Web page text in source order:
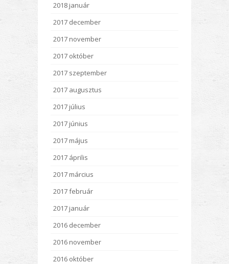
2018 január
2017 december
2017 november
2017 október
2017 szeptember
2017 augusztus
2017 július
2017 június
2017 május
2017 április
2017 március
2017 február
2017 január
2016 december
2016 november
2016 október